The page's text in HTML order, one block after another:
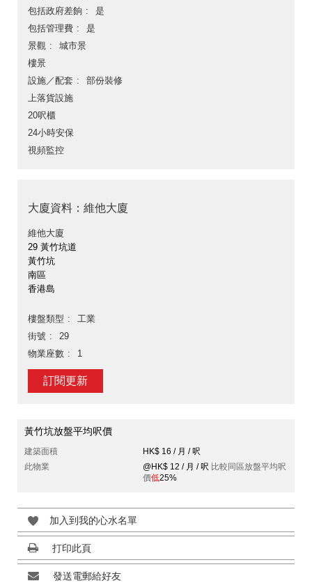
包括政府差餉
是
包括管理費
是
景觀
城市景
樓景
設施／配套
部份裝修
上落貨設施
20呎櫃
24小時安保
視頻監控
大廈資料：維他大廈
維他大廈
29 黃竹坑道
黃竹坑
南區
香港島
樓盤類型
工業
街號
29
物業座數
1
訂閱更新
黃竹坑放盤平均呎價
建築面積
HK$ 16 / 月 / 呎
此物業
@HK$ 12 / 月 / 呎 比較同區放盤平均呎
價低25%
加入到我的心水名單
打印此頁
發送電郵給好友